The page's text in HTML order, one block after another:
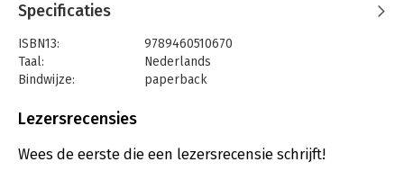
statistiek bedrijven waarmee je beter met onzekerheid leert
mogelijkheden gaat zien en beter in staat bent om een goede
toekomst op te bouwen. Dit boek gaat over statistiek zonder
statistiek en wiskunde te gebruiken. Het gaat over de
een Italiaanse filosoof der statistiek die in de twintigste eeuw
de mensheid heeft ontwikkeld en tegelijkertijd voor het grote
Specificaties
ISBN13:
9789460510670
Taal:
Nederlands
Bindwijze:
paperback
Druk:
Lezersrecensies
Wees de eerste die een lezersrecensie schrijft!